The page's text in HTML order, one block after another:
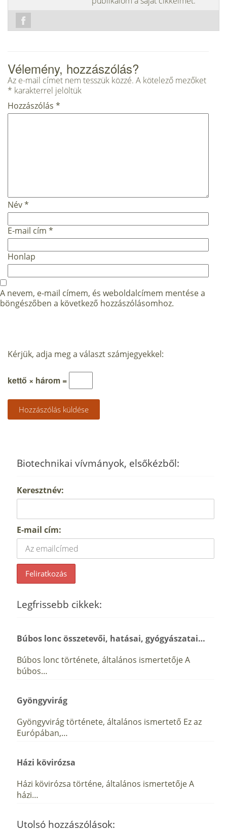
Vélemény, hozzászólás?
Az e-mail címet nem tesszük közzé. A kötelező mezőket
* karakterrel jelöltük
Hozzászólás *
Név*
E-mail cím *
Honlap
A nevem, e-mail címem, és weboldalcímem mentése a
böngészőben a következő hozzászólásomhoz.
Kérjük, adja meg a választ számjegyekkel:
kettő × három =
Biotechnikai vívmányok, elsőkézből:
Keresztnév:
E-mail cím:
Legfrissebb cikkek:
Búbos lonc összetevői, hatásai, gyógyászatai…
Búbos lonc története, általános ismertetője A
búbos…
Gyöngyvirág
Gyöngyvirág története, általános ismertető Ez az
Európában,…
Házi kövirózsa
Házi kövirózsa történe, általános ismertetője A
házi…
Utolsó hozzászólások: